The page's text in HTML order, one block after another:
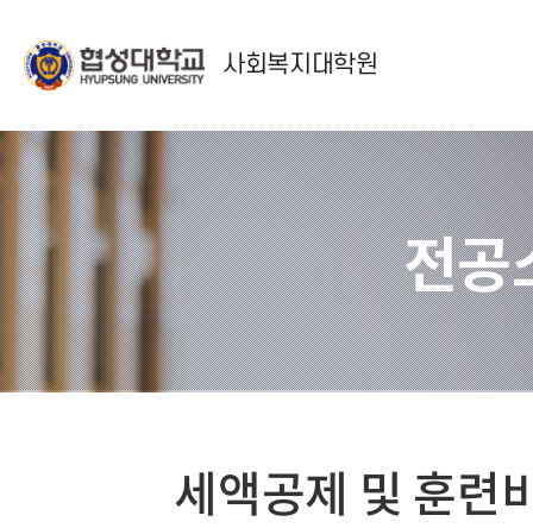
사회복지대학원
전공
세액공제 및 훈련